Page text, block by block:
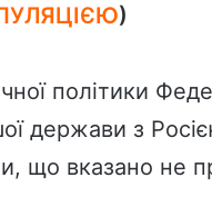
)
політики
держави з
що вказано не